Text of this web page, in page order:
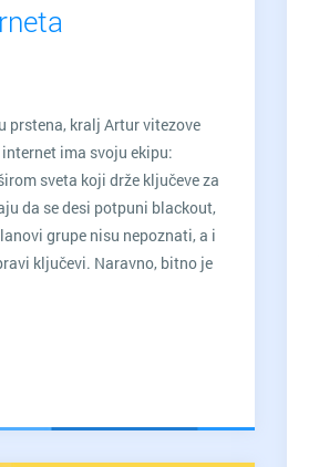
prstena, kralj Artur vitezove
ima svoju ekipu:
sveta koji drže ključeve za
da se desi potpuni blackout,
grupe nisu nepoznati, a i
ključevi. Naravno, bitno je